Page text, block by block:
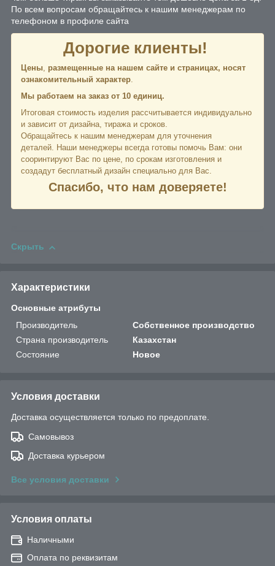
По всем вопросам обращайтесь к нашим менеджерам по
телефоном в профиле сайта
Дорогие клиенты!
Цены, размещенные на нашем сайте и страницах, носят
ознакомительный характер.
Мы работаем на заказ от 10 единиц.
Итоговая стоимость изделия рассчитывается индивидуально
и зависит от дизайна, тиража и сроков.
Обращайтесь к нашим менеджерам для уточнения
деталей. Наши менеджеры всегда готовы помочь Вам: они
сооринтируют Вас по цене, по срокам изготовления и
создадут бесплатный дизайн специально для Вас.
Спасибо, что нам доверяете!
Скрыть
Характеристики
Основные атрибуты
Производитель
Собственное производство
Страна производитель
Казахстан
Состояние
Новое
Условия доставки
Доставка осуществляется только по предоплате.
Самовывоз
Доставка курьером
Все условия доставки
Условия оплаты
Наличными
Оплата по реквизитам